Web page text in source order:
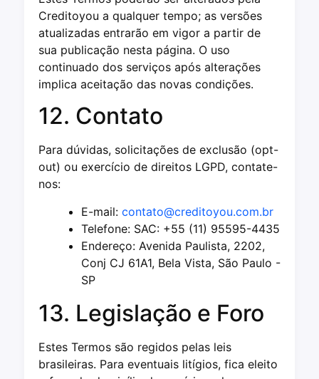
Creditoyou a qualquer tempo; as versões
atualizadas entrarão em vigor a partir de
sua publicação nesta página. O uso
continuado dos serviços após alterações
implica aceitação das novas condições.
12. Contato
Para dúvidas, solicitações de exclusão (opt-
out) ou exercício de direitos LGPD, contate-
nos:
E-mail: contato@creditoyou.com.br
Telefone: SAC: +55 (11) 95595-4435
Endereço: Avenida Paulista, 2202,
Conj CJ 61A1, Bela Vista, São Paulo -
SP
13. Legislação e Foro
Estes Termos são regidos pelas leis
brasileiras. Para eventuais litígios, fica eleito